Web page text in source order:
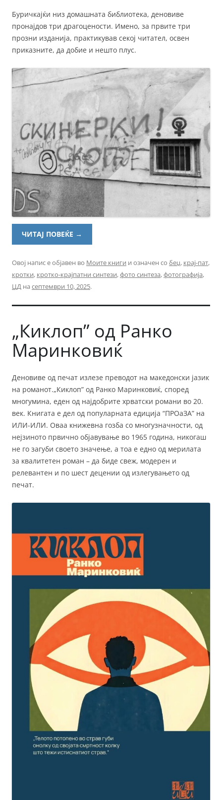
Буричкајќи низ домашната библиотека, деновиве
пронајдов три драгоцености. Имено, за првите три
прозни изданија, практикував секој читател, освен
приказните, да добие и нешто плус.
ЧИТАЈ ПОВЕЌЕ →
Овој напис е објавен во Моите книги и означен со беџ, крај-пат,
кротки, кротко-крајпатни синтези,фото синтеза,фотографија,
ЦД на септември 10, 2025.
„Киклоп” од Ранко
Маринковиќ
Деновиве од печат излезе преводот на македонски јазик
на романот.„Киклоп” од Ранко Маринковиќ, според
многумина, еден од најдобрите хрватски романи во 20.
век. Книгата е дел од популарната едиција “ПРОаЗА” на
ИЛИ-ИЛИ. Оваа книжевна гозба со многузначности, од
нејзиното првично објавување во 1965 година, никогаш
не го загуби своето значење, а тоа е едно од мерилата
за квалитетен роман – да биде свеж, модерен и
релевантен и по шест децении од излегувањето од
печат.